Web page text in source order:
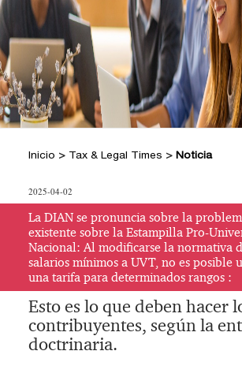
Perfil de usuario
Hacer Pregunta
Posiciones Tributarias PwC
Preguntas Frecuentes
Comprar
Biblioteca Virtual
Doctrina DIAN
Jurisprudencia Corte
Jurisprudencia Consejo de
Convenios para evitar la
imposición
Estatuto Contable
Estatuto Tributario
Comprar
2026
Anteriores
2023
2022
2021
2020
2019
2018
activación
Instructivo
consulta App
Instructivo
consulta Web
Tax & Legal Times *
Personas naturales,
Impuestos Territoriales,
Regimen SIMPLE
Derecho corporativo,
Fusiones y adquisiciones
Impuesto sobre la renta,
patrimonio y precios de la
IVA, Impuesto nacional al
y otros tributos
Servicios tributarios
PwC Colombia
Inicio > Tax & Legal Times > Noticia
2025-04-02
La DIAN se pronuncia sobre la
existente sobre la Estampilla Pro-
Nacional: Al modificarse la normativa
salarios mínimos a UVT, no es posible
una tarifa para determinados rangos :
Esto es lo que deben hacer
contribuyentes, según la
doctrinaria.